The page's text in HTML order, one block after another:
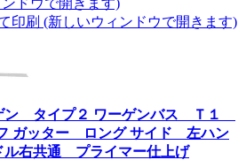
ドウで開きます)
印刷 (新しいウィンドウで開きます)
ン タイプ２ ワーゲンバス Ｔ１
ガッター ロング サイド 左ハン
ル右共通 プライマー仕上げ